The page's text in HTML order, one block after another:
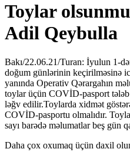
Toylar
Adil Qeybulla
Bakı/22.06.21/Turan: İyulun 1-
doğum günlərinin keçirilməsinə
yanında Operativ Qərargahın
toylar üçün COVİD-pasport
ləğv edilir.Toylarda xidmət
COVİD-pasportu olmalıdır.
sayı barədə məlumatlar beş gün
Daha çox oxumaq üçün daxil